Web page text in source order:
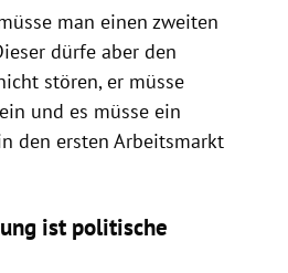
man einen zweiten
dürfe aber den
stören, er müsse
und es müsse ein
den ersten Arbeitsmarkt
ist politische